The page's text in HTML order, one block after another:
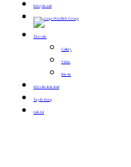
Khuyến mãi
Thư viện
Gallery
Video
Bản tin
Hội viên thân thiết
Tuyển dụng
Liên hệ